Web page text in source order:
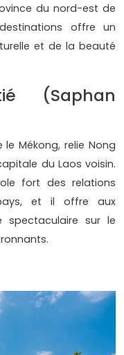
du nord-est de
offre un
et de la beauté
(Saphan
Mékong, relie Nong
du Laos voisin.
fort des relations
et il offre aux
spectaculaire sur le